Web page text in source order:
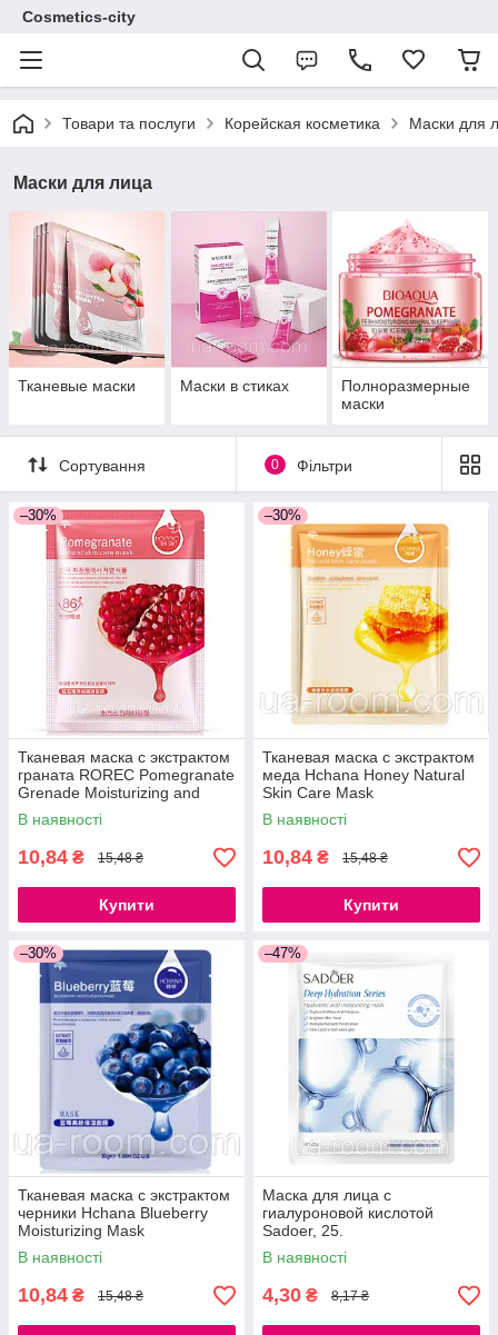
Cosmetics-city
Товари та послуги Корейская косметика Маски для
Маски для лица
Тканевые маски Маски в стиках
Полноразмерные
маски
Сортування 0 Фільтри
–30%
Тканевая маска с экстрактом
граната ROREC Pomegranate
Grenade Moisturizing and
Smoothing Mask.
В наявності
10,84 ₴ 15,48 ₴
Купити
–30%
Тканевая маска с экстрактом
меда Hchana Honey Natural
Skin Care Mask
В наявності
10,84 ₴ 15,48 ₴
Купити
–30%
Тканевая маска с экстрактом
черники Hchana Blueberry
Moisturizing Mask
В наявності
10,84 ₴ 15,48 ₴
–47%
Маска для лица с
гиалуроновой кислотой
Sadoer, 25.
В наявності
4,30 ₴ 8,17 ₴